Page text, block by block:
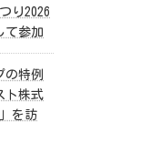
り2026
て参加
の特例
ト株式
を訪